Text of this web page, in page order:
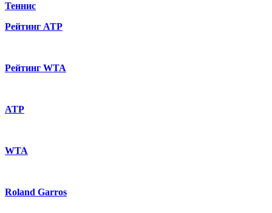
Теннис
Рейтинг ATP
Рейтинг WTA
ATP
WTA
Roland Garros